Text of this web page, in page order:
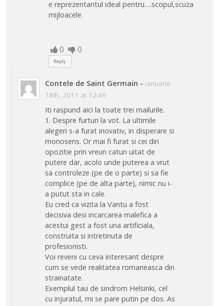
e reprezentantul ideal pentru….scopul,scuza
mijloacele.
0 0
Reply
Contele de Saint Germain - ianuarie
18th, 2011 at 12:49
Iti raspund aici la toate trei mailurile.
1. Despre furturi la vot. La ultimile
alegeri s-a furat inovativ, in disperare si
monosens. Or mai fi furat si cei din
opozitie prin vreun catun uitat de
putere dar, acolo unde puterea a vrut
sa controleze (pe de o parte) si sa fie
complice (pe de alta parte), nimic nu i-
a putut sta in cale.
Eu cred ca vizita la Vantu a fost
decisiva desi incarcarea malefica a
acestui gest a fost una artificiala,
construita si intretinuta de
profesionisti.
Voi reveni cu ceva interesant despre
cum se vede realitatea romaneasca din
strainatate.
Exemplul tau de sindrom Helsinki, cel
cu injuratul, mi se pare putin pe dos. As